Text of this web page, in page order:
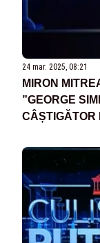
24 mar. 2025, 08:21
MIRON
”GEORGE
CÂȘTIGĂTOR